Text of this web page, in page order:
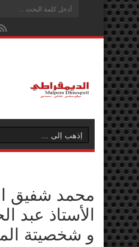
محمد شفيق
الأستاذ عبد
و شخصيتة